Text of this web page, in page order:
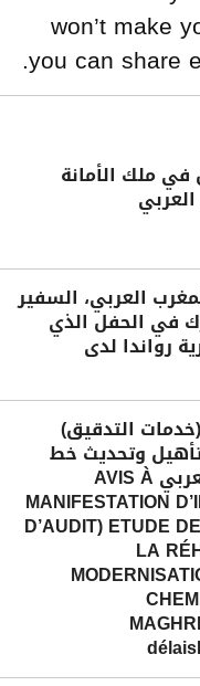
won’t make
you can share
في ملك الأمانة
العربي، السفير
في الحفل الذي
رواندا لدى
(خدمات التدقيق)
وتحديث خط
سكة حديد المغرب العربي AVIS À
MANIFESTATION
D’AUDIT) ETUDE
LA